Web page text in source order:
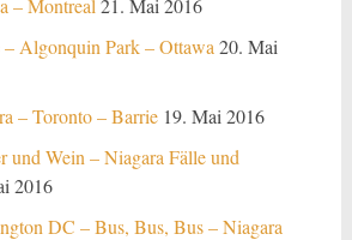
– Montreal 21. Mai 2016
Algonquin Park – Ottawa 20. Mai
– Toronto – Barrie 19. Mai 2016
und Wein – Niagara Fälle und
2016
DC – Bus, Bus, Bus – Niagara